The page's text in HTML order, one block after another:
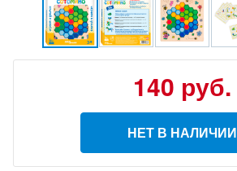
140 руб.
НЕТ В НАЛИЧИИ